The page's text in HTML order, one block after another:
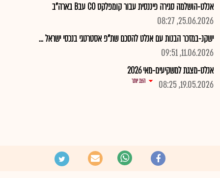
אנלט-הושלמה סגירה פיננסית עבור קומפלקס CO עבB בארה"ב
25.06.2026, 08:27
ישקנ-במזכר הבנות עם אנלט להסכם שת"פ אסטרטגי בנכסי ישראל ...
11.06.2026, 09:51
אנלט-מצגת למשקיעים-מאי 2026
19.05.2026, 08:25
הצג יותר